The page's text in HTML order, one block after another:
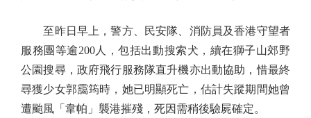
至昨日早上，警方、民安隊、消防員及香港守望者
服務團等逾200人，包括出動搜索犬，續在獅子山郊野
公園搜尋，政府飛行服務隊直升機亦出動協助，惜最終
尋獲少女郭靄筠時，她已明顯死亡，估計失蹤期間她曾
遭颱風「韋帕」襲港摧殘，死因需稍後驗屍確定。